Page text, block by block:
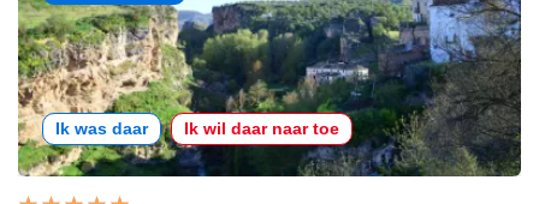
Ik was daar Ik wil daar naar toe